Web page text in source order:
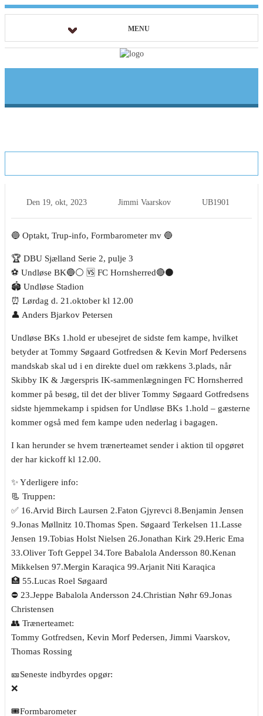
MENU
Den 19, okt, 2023 Jimmi Vaarskov UB1901
🔵 Optakt, Trup-info, Formbarometer mv 🔵
🏆 DBU Sjælland Serie 2, pulje 3
⚽️ Undløse BK🔵⚪️ 🆚 FC Hornsherred🔴⚫️
🏟 Undløse Stadion
⏰ Lørdag d. 21.oktober kl 12.00
👤 Anders Bjarkov Petersen
Undløse BKs 1.hold er ubesejret de sidste fem kampe, hvilket
betyder at Tommy Søgaard Gotfredsen & Kevin Morf Pedersens
mandskab skal ud i en direkte duel om rækkens 3.plads, når
Skibby IK & Jægerspris IK-sammenlægningen FC Hornsherred
kommer på besøg, til det der bliver Tommy Søgaard Gotfredsens
sidste hjemmekamp i spidsen for Undløse BKs 1.hold – gæsterne
kommer også med fem kampe uden nederlag i bagagen.
I kan herunder se hvem trænerteamet sender i aktion til opgøret
der har kickoff kl 12.00.
✨️ Yderligere info:
📃 Truppen:
✅️ 16.Arvid Birch Laursen 2.Faton Gjyrevci 8.Benjamin Jensen
9.Jonas Møllnitz 10.Thomas Spen. Søgaard Terkelsen 11.Lasse
Jensen 19.Tobias Holst Nielsen 26.Jonathan Kirk 29.Heric Ema
33.Oliver Toft Geppel 34.Tore Babalola Andersson 80.Kenan
Mikkelsen 97.Mergin Karaqica 99.Arjanit Niti Karaqica
🏥 55.Lucas Roel Søgaard
⛔️ 23.Jeppe Babalola Andersson 24.Christian Nøhr 69.Jonas
Christensen
👥️️ Trænerteamet:
Tommy Gotfredsen, Kevin Morf Pedersen, Jimmi Vaarskov,
Thomas Rossing
🎫Seneste indbyrdes opgør:
❌️
🎟Formbarometer